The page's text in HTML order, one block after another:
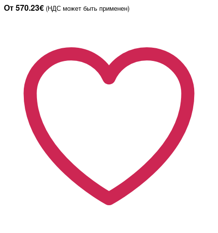
От 570.23€ (НДС может быть применен)